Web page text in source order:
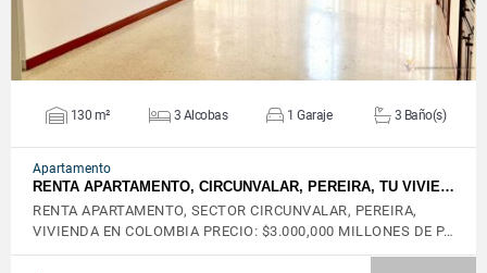
130 m² 3 Alcobas 1 Garaje 3 Baño(s)
Apartamento
RENTA APARTAMENTO, CIRCUNVALAR, PEREIRA, TU VIVIE…
RENTA APARTAMENTO, SECTOR CIRCUNVALAR, PEREIRA,
VIVIENDA EN COLOMBIA PRECIO: $3.000,000 MILLONES DE P…